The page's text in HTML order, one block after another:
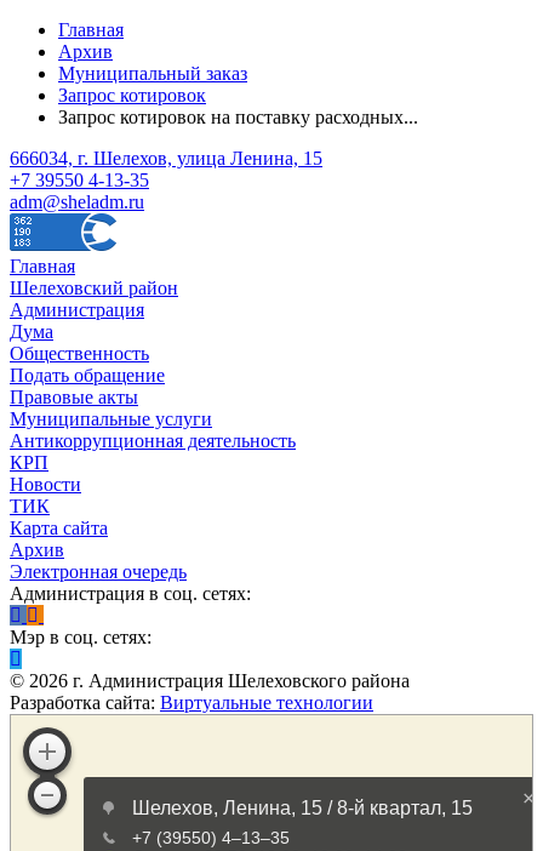
Главная
Архив
Муниципальный заказ
Запрос котировок
Запрос котировок на поставку расходных...
666034, г. Шелехов, улица Ленина, 15
+7 39550 4-13-35
adm@sheladm.ru
Главная
Шелеховский район
Администрация
Дума
Общественность
Подать обращение
Правовые акты
Муниципальные услуги
Антикоррупционная деятельность
КРП
Новости
ТИК
Карта сайта
Архив
Электронная очередь
Администрация в соц. сетях:
Мэр в соц. сетях:
© 2026 г. Администрация Шелеховского района
Разработка сайта: Виртуальные технологии